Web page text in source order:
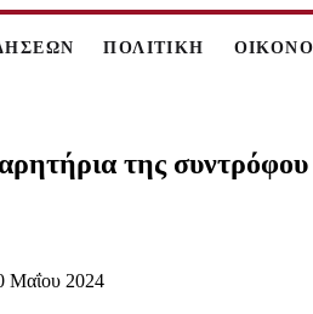
ΠΟΛΙΤΙΚΗ
της
Μαΐου 2024